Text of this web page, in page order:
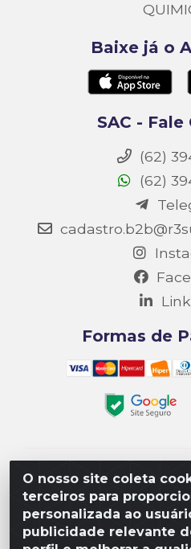
O nosso site coleta
terceiros para
personalizada ao
publicidade relevante
Baixe já o
SAC -
(62)
(62)
Formas de
Matriz R3 Suprimentos -
Goiás – Etapa III, Quadra:
Goiânia/GO, CEP